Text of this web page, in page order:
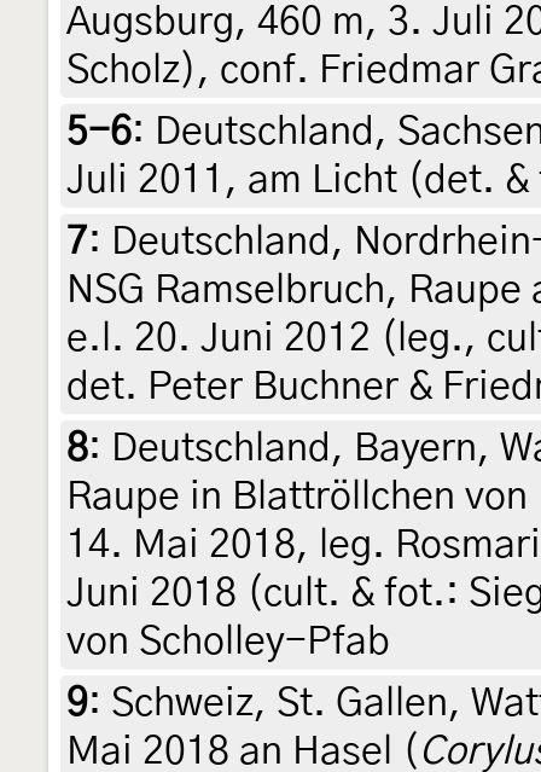
Augsburg, 460 m, 3. Juli
Scholz), conf. Friedmar
5-6: Deutschland,
Juli 2011, am Licht (det.
7: Deutschland,
NSG Ramselbruch, Raupe
e.l. 20. Juni 2012 (leg.,
det. Peter Buchner &
8: Deutschland, Bayern,
Raupe in Blattröllchen von
14. Mai 2018, leg.
Juni 2018 (cult. & fot.:
von Scholley-Pfab
9: Schweiz, St. Gallen,
Mai 2018 an Hasel (